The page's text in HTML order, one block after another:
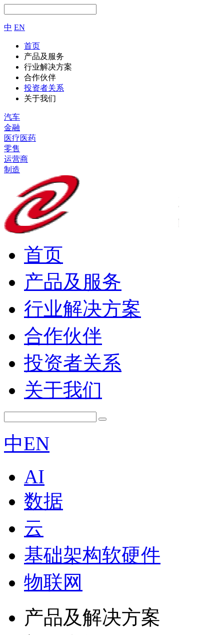
中 EN
首页
产品及服务
行业解决方案
合作伙伴
投资者关系
关于我们
汽车
金融
医疗医药
零售
运营商
制造
首页
产品及服务
行业解决方案
合作伙伴
投资者关系
关于我们
中EN
AI
数据
云
基础架构软硬件
物联网
产品及解决方案